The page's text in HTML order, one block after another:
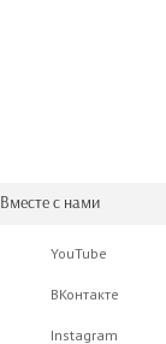
Вместе с нами
YouTube
ВКонтакте
Instagram